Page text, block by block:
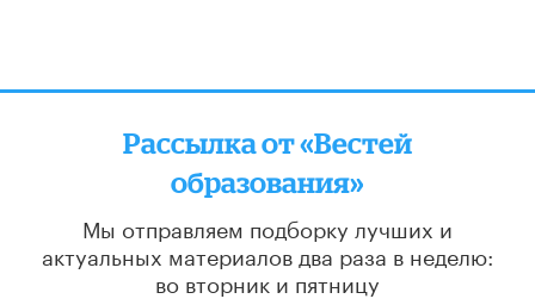
Рассылка от «Вестей
образования»
Мы отправляем подборку лучших и
актуальных материалов два раза в неделю:
во вторник и пятницу